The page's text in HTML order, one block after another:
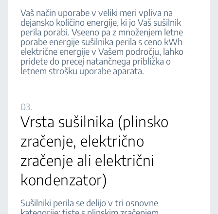
Vaš način uporabe v veliki meri vpliva na
dejansko količino energije, ki jo Vaš sušilnik
perila porabi. Vseeno pa z množenjem letne
porabe energije sušilnika perila s ceno kWh
električne energije v Vašem področju, lahko
pridete do precej natančnega približka o
letnem strošku uporabe aparata.
03.
Vrsta sušilnika (plinsko
zračenje, električno
zračenje ali električni
kondenzator)
Sušilniki perila se delijo v tri osnovne